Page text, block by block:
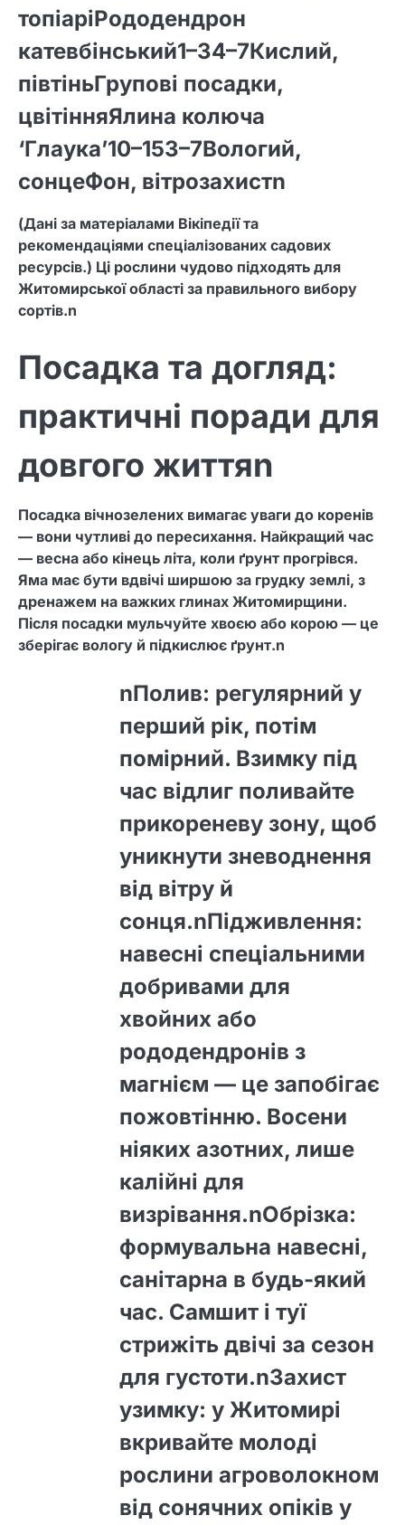
топіаріРододендрон
катевбінський1–34–7Кислий,
півтіньГрупові посадки,
цвітінняЯлина колюча
‘Глаука’10–153–7Вологий,
сонцеФон, вітрозахистn
(Дані за матеріалами Вікіпедії та
рекомендаціями спеціалізованих садових
ресурсів.) Ці рослини чудово підходять для
Житомирської області за правильного вибору
сортів.n
Посадка та догляд:
практичні поради для
довгого життяn
Посадка вічнозелених вимагає уваги до коренів
— вони чутливі до пересихання. Найкращий час
— весна або кінець літа, коли ґрунт прогрівся.
Яма має бути вдвічі ширшою за грудку землі, з
дренажем на важких глинах Житомирщини.
Після посадки мульчуйте хвоєю або корою — це
зберігає вологу й підкислює ґрунт.n
nПолив: регулярний у
перший рік, потім
помірний. Взимку під
час відлиг поливайте
прикореневу зону, щоб
уникнути зневоднення
від вітру й
сонця.nПідживлення:
навесні спеціальними
добривами для
хвойних або
рододендронів з
магнієм — це запобігає
пожовтінню. Восени
ніяких азотних, лише
калійні для
визрівання.nОбрізка:
формувальна навесні,
санітарна в будь-який
час. Самшит і туї
стрижіть двічі за сезон
для густоти.nЗахист
узимку: у Житомирі
вкривайте молоді
рослини агроволокном
від сонячних опіків у